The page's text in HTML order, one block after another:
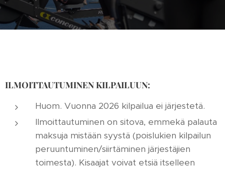
ILMOITTAUTUMINEN KILPAILUUN:
Huom. Vuonna 2026 kilpailua ei järjestetä.
Ilmoittautuminen on sitova, emmekä palauta
maksuja mistään syystä (poislukien kilpailun
peruuntuminen/siirtäminen järjestäjien
toimesta). Kisaajat voivat etsiä itselleen